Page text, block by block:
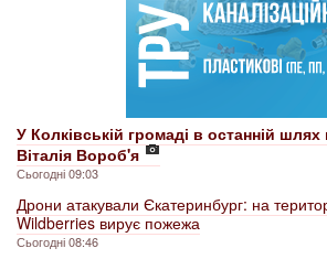
У Колківській громаді в останній
Віталія Вороб'я
Сьогодні 09:03
Дрони атакували Єкатеринбург: на
Wildberries вирує пожежа
Сьогодні 08:46